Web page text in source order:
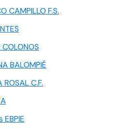
CAMPILLO F.S.
COLONOS
BALOMPIÉ
ROSAL C.F.